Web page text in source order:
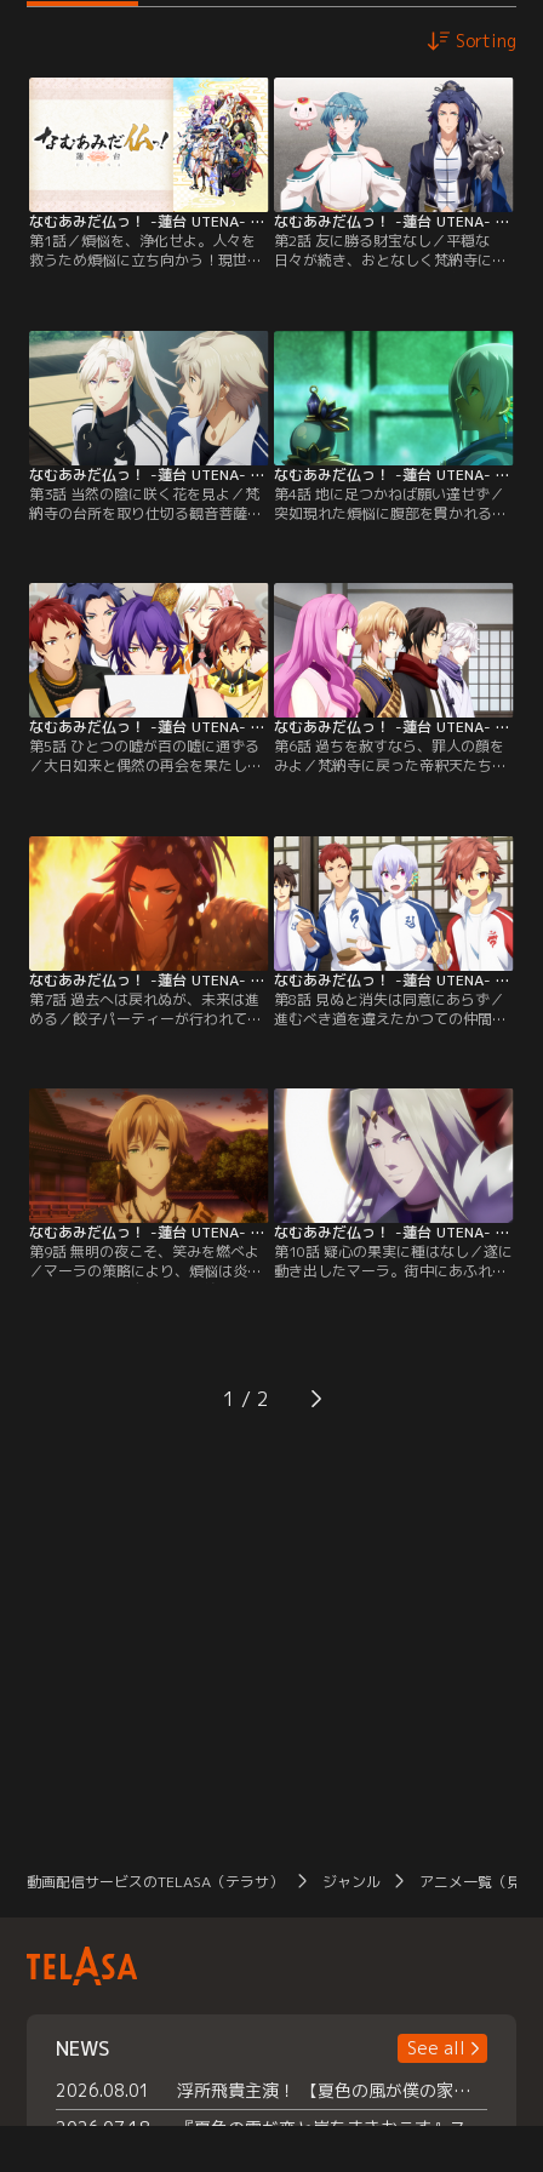
Sorting
なむあみだ仏っ！ -蓮台 UTENA- 第01話
第1話／煩悩を、浄化せよ。人々を
救うため煩悩に立ち向かう！現世に
とは、煩悩の化身・マーラから人々
を守ることだった！彼らは釈迦如来
率いる十三尊の仏たちと共に梵納寺
で共同生活を始める。顔を合わせて
は反発しあってばかりの帝釈天と梵
天。過去に起きた…。【提供：バン
ダイチャンネル】
なむあみだ仏っ！ -蓮台 UTENA- 第02話
第2話 友に勝る財宝なし／平穏な
日々が続き、おとなしく梵納寺に待
「梵納寺には【普賢菩薩派】と【文
殊菩薩派】があり、菩薩たちはいず
れかの派閥に属している」と聞かさ
れて--。【提供：バンダイチャンネ
ル】
なむあみだ仏っ！ -蓮台 UTENA- 第03話
第3話 当然の陰に咲く花を見よ／梵
納寺の台所を取り仕切る観音菩薩が
と提案する。しかし、姿を見せない
弟を心配した観音菩薩は、その所在
を帝釈天に探らせる。一方、勢至菩
薩は、煩悩を追跡していた弥勒菩薩
と行動をともにしていて--。【提
供：バンダイチャンネル】
なむあみだ仏っ！ -蓮台 UTENA- 第04話
第4話 地に足つかねば願い達せず／
突如現れた煩悩に腹部を貫かれる梵
でとは違う凶悪な煩悩が現れたこと
で、大日如来を再び梵納寺に呼び戻
すことが決まるも行方が分からな
い。大日如来の捜索に、外の世界に
詳しい地蔵菩薩と大日如来の化身で
ある…。【提供：バンダイチャンネ
ル】
なむあみだ仏っ！ -蓮台 UTENA- 第05話
第5話 ひとつの嘘が百の嘘に通ずる
／大日如来と偶然の再会を果たした
天の提案で、事態は思わぬ方向へと
動き出す。そして、どうやら大日如
来には帰りたくない『ある理由』が
あるようで--。【提供：バンダイチ
ャンネル】
なむあみだ仏っ！ -蓮台 UTENA- 第06話
第6話 過ちを赦すなら、罪人の顔を
みよ／梵納寺に戻った帝釈天たち。
れることに……。そんな時、帝釈天
と梵天は、阿弥陀如来から「釈迦如
来が抱える悩みの理由」を探るよう
命じられる。そんな中、記憶力に長
ける虚空蔵菩薩から興味深い話を聞
いて--。【提供：バンダイチャンネ
ル】
なむあみだ仏っ！ -蓮台 UTENA- 第07話
第7話 過去へは戻れぬが、未来は進
める／餃子パーティーが行われてい
を離したことを悔やむ梵天は釈迦如
来の力を借りて、彼を追う。対決す
る阿修羅と帝釈天。彼らを切り裂い
た悲しい過去とは……？【提供：バ
ンダイチャンネル】
なむあみだ仏っ！ -蓮台 UTENA- 第08話
第8話 見ぬと消失は同意にあらず／
進むべき道を違えたかつての仲間、
ない。そんな帝釈天の態度に梵天は
やきもきしている。一方仏たちは、
これ以上マーラの力を増大させぬよ
うに手分けして輪光を探しに向かっ
て--。【提供：バンダイチャンネ
ル】
なむあみだ仏っ！ -蓮台 UTENA- 第09話
第9話 無明の夜こそ、笑みを燃べよ
／マーラの策略により、煩悩は炎と
ともに本堂へと広がり、梵納寺は破
残した「やるべきことをキチンと
ね」という伝言の通り、梵納寺の再
なむあみだ仏っ！ -蓮台 UTENA- 第10話
第10話 疑心の果実に種はなし／遂に
動き出したマーラ。街中にあふれる
更に二人の前には、赤い目を光らし
自我を失った阿修羅が立ち塞がり-
1
動画配信サービスのTELASA（テラサ） ジャンル アニメ一覧（見放
NEWS
See all
2026.08.01
浮所飛貴主演！ 【夏色の風が僕の家にやってきた】 本日よりテラサで独占配信スタート！
2026.07.18
『夏色の雲が恋と嵐をまきおこす』スペシャルメイキング 【Part1】2026年７月18日（土）23時30分～配信スタート！話題のシーンの裏側を大公開！豪華キャスト大集合！ 『武宮家 真夏の家族会議』開催！